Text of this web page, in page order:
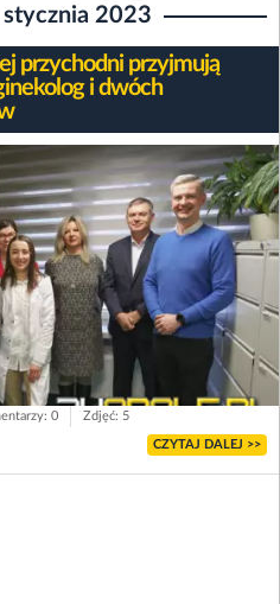
2023
przychodni przyjmują
i dwóch
0 Zdjęć: 5
CZYTAJ DALEJ >>